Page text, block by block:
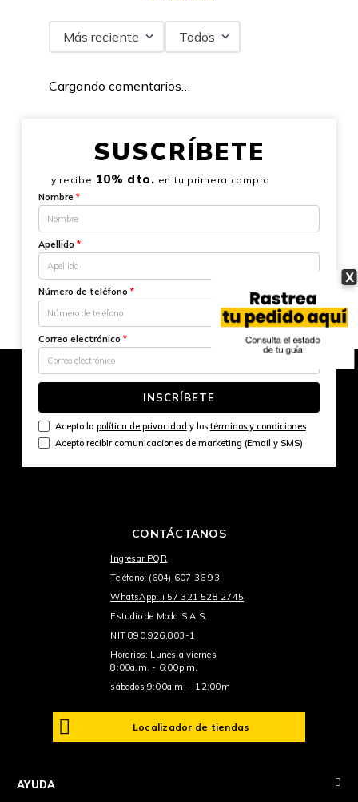
X
Más reciente Todos
Cargando comentarios…
SUSCRÍBETE
y recibe 10% dto. en tu primera compra
Nombre *
Apellido *
Número de teléfono *
Correo electrónico *
INSCRÍBETE
Acepto la política de privacidad y lostérminos y condiciones
Acepto recibir comunicaciones de marketing (Email y SMS)
CONTÁCTANOS
Ingresar PQR
Teléfono: (604) 607 36 93
WhatsApp: +57 321 528 2745
Estudio de Moda S.A.S.
NIT 890.926.803-1
Horarios: Lunes a viernes
8:00a.m. - 6:00p.m.
sábados 9:00a.m. - 12:00m
Localizador de tiendas
AYUDA +